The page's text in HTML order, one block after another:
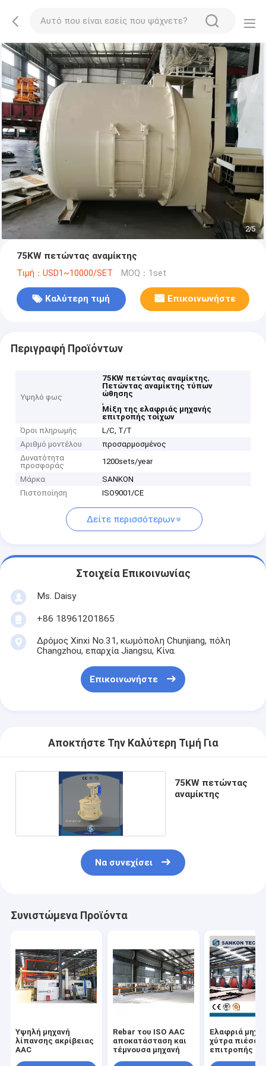
2/5
75KW πετώντας αναμίκτης
Τιμή：USD1~10000/SET MOQ：1set
Καλύτερη τιμή Επικοινωνήστε
Περιγραφή Προϊόντων
Υψηλό φως
75KW πετώντας αναμίκτης,
Πετώντας αναμίκτης τύπων
ώθησης
,
Μίξη της ελαφριάς μηχανής
επιτροπής τοίχων
Όροι πληρωμής
L/C, T/T
Αριθμό μοντέλου
προσαρμοσμένος
Δυνατότητα
προσφοράς
1200sets/year
Μάρκα
SANKON
Πιστοποίηση
ISO9001/CE
Δείτε περισσότερων
Στοιχεία Επικοινωνίας
Ms. Daisy
+86 18961201865
Δρόμος Xinxi No.31, κωμόπολη Chunjiang, πόλη
Changzhou, επαρχία Jiangsu, Κίνα.
Επικοινωνήστε
Αποκτήστε Την Καλύτερη Τιμή Για
75KW πετώντας
αναμίκτης
Να συνεχίσει
Συνιστώμενα Προϊόντα
Υψηλή μηχανή
λίπανσης ακρίβειας
AAC
Rebar του ISO AAC
αποκατάσταση και
τέμνουσα μηχανή
Ελαφριά
χύτρα
επιτροπής